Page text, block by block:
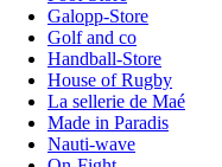
Galopp-Store
Golf and co
Handball-Store
House of Rugby
La sellerie de Maé
Made in Paradis
Nauti-wave